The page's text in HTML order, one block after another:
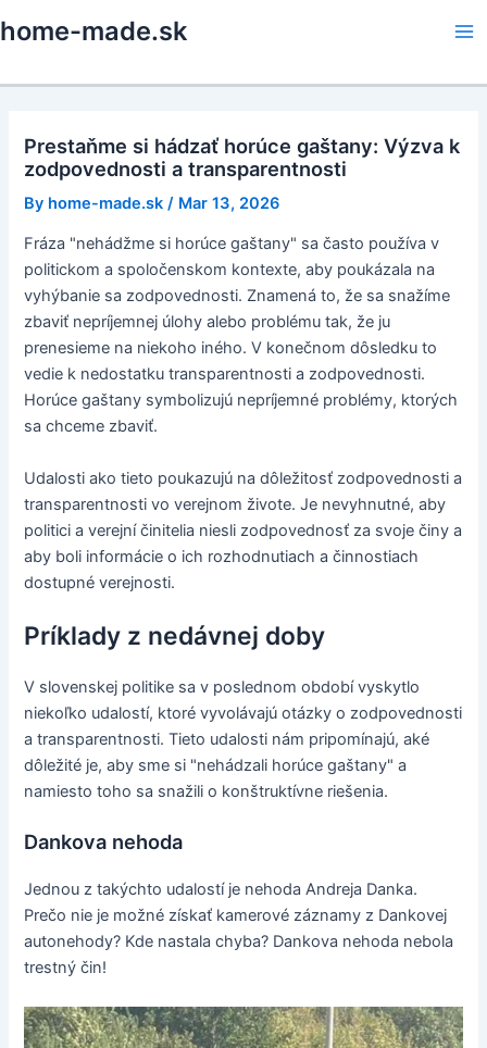
to
home-made.sk
Prestaňme si hádzať horúce gaštany: Výzva k
zodpovednosti a transparentnosti
By home-made.sk / Mar 13, 2026
Fráza "nehádžme si horúce gaštany" sa často používa v
politickom a spoločenskom kontexte, aby poukázala na
vyhýbanie sa zodpovednosti. Znamená to, že sa snažíme
zbaviť nepríjemnej úlohy alebo problému tak, že ju
prenesieme na niekoho iného. V konečnom dôsledku to
vedie k nedostatku transparentnosti a zodpovednosti.
Horúce gaštany symbolizujú nepríjemné problémy, ktorých
sa chceme zbaviť.
Udalosti ako tieto poukazujú na dôležitosť zodpovednosti a
transparentnosti vo verejnom živote. Je nevyhnutné, aby
politici a verejní činitelia niesli zodpovednosť za svoje činy a
aby boli informácie o ich rozhodnutiach a činnostiach
dostupné verejnosti.
Príklady z nedávnej doby
V slovenskej politike sa v poslednom období vyskytlo
niekoľko udalostí, ktoré vyvolávajú otázky o zodpovednosti
a transparentnosti. Tieto udalosti nám pripomínajú, aké
dôležité je, aby sme si "nehádzali horúce gaštany" a
namiesto toho sa snažili o konštruktívne riešenia.
Dankova nehoda
Jednou z takýchto udalostí je nehoda Andreja Danka.
Prečo nie je možné získať kamerové záznamy z Dankovej
autonehody? Kde nastala chyba? Dankova nehoda nebola
trestný čin!